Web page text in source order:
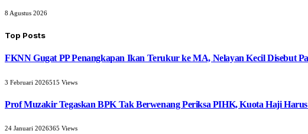
8 Agustus 2026
Top Posts
FKNN Gugat PP Penangkapan Ikan Terukur ke MA, Nelayan Kecil Disebut
3 Februari 2026515 Views
Prof Muzakir Tegaskan BPK Tak Berwenang Periksa PIHK, Kuota Haji
24 Januari 2026365 Views